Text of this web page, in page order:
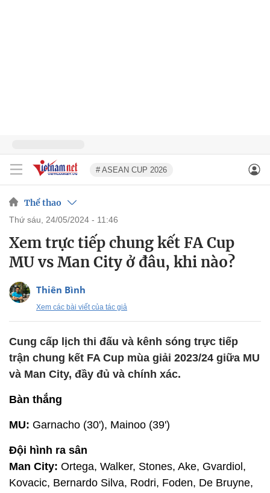
# ASEAN CUP 2026
Thể thao
thứ sáu, 24/05/2024 - 11:46
Xem trực tiếp chung kết FA Cup
MU vs Man City ở đâu, khi nào?
Thiên Bình
Xem các bài viết của tác giả
Cung cấp lịch thi đấu và kênh sóng trực tiếp
trận chung kết FA Cup mùa giải 2023/24 giữa MU
và Man City, đầy đủ và chính xác.
Bàn thắng
MU: Garnacho (30'), Mainoo (39')
Đội hình ra sân
Man City: Ortega, Walker, Stones, Ake, Gvardiol,
Kovacic, Bernardo Silva, Rodri, Foden, De Bruyne,